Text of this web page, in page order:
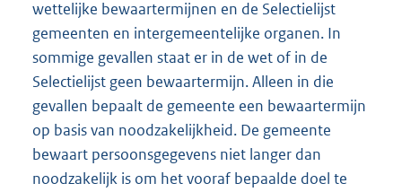
wettelijke bewaartermijnen en de Selectielijst
gemeenten en intergemeentelijke organen. In
sommige gevallen staat er in de wet of in de
Selectielijst geen bewaartermijn. Alleen in die
gevallen bepaalt de gemeente een bewaartermijn
op basis van noodzakelijkheid. De gemeente
bewaart persoonsgegevens niet langer dan
noodzakelijk is om het vooraf bepaalde doel te